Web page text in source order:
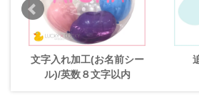
文字入れ加工(お名前シー
ル)/英数８文字以内